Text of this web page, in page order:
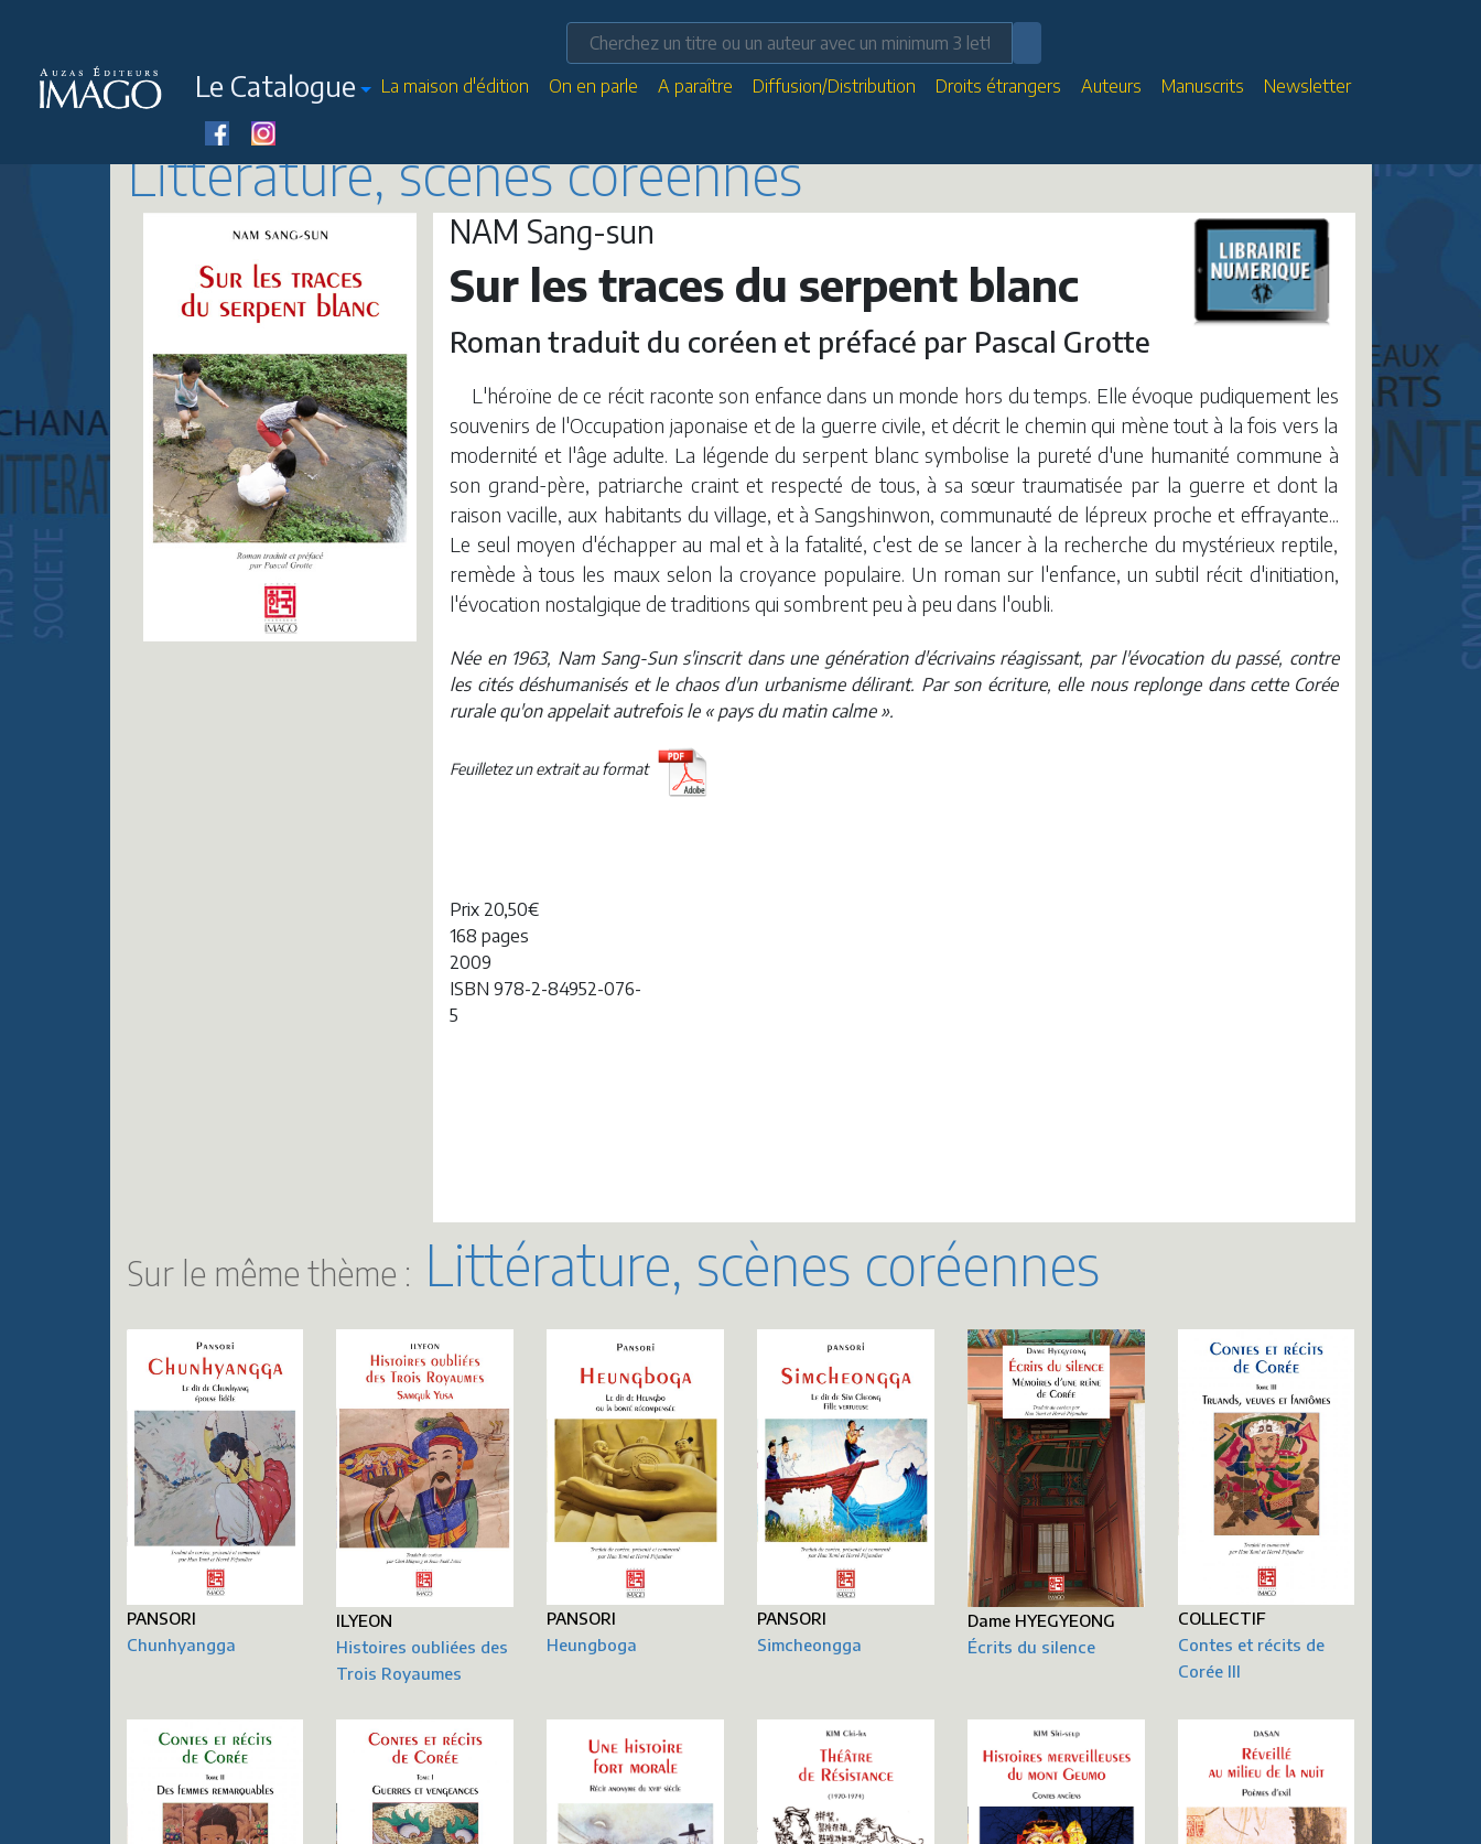
Le Catalogue La maison d'édition On en parle A paraître Diffusion/Distribution Droits étrangers Auteurs Manuscrits Newsletter
Littérature, scènes coréennes
NAM Sang-sun
Sur les traces du serpent blanc
Roman traduit du coréen et préfacé par Pascal Grotte
L'héroïne de ce récit raconte son enfance dans un monde hors du temps. Elle évoque pudiquement les
souvenirs de l'Occupation japonaise et de la guerre civile, et décrit le chemin qui mène tout à la fois vers la
modernité et l'âge adulte. La légende du serpent blanc symbolise la pureté d'une humanité commune à
son grand-père, patriarche craint et respecté de tous, à sa sœur traumatisée par la guerre et dont la
raison vacille, aux habitants du village, et à Sangshinwon, communauté de lépreux proche et effrayante...
Le seul moyen d'échapper au mal et à la fatalité, c'est de se lancer à la recherche du mystérieux reptile,
remède à tous les maux selon la croyance populaire. Un roman sur l'enfance, un subtil récit d'initiation,
l'évocation nostalgique de traditions qui sombrent peu à peu dans l'oubli.
Née en 1963, Nam Sang-Sun s'inscrit dans une génération d'écrivains réagissant, par l'évocation du passé, contre
les cités déshumanisés et le chaos d'un urbanisme délirant. Par son écriture, elle nous replonge dans cette Corée
rurale qu'on appelait autrefois le « pays du matin calme ».
Feuilletez un extrait au format
Prix 20,50€
168 pages
2009
ISBN 978-2-84952-076-
5
Sur le même thème : Littérature, scènes coréennes
PANSORI
Chunhyangga
ILYEON
Histoires oubliées des
Trois Royaumes
PANSORI
Heungboga
PANSORI
Simcheongga
Dame HYEGYEONG
Écrits du silence
COLLECTIF
Contes et récits de
Corée III